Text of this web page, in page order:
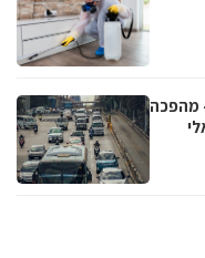
מהפכה